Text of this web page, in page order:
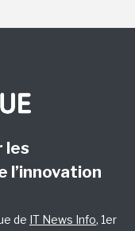
les
l’innovation
de IT News Info, 1er